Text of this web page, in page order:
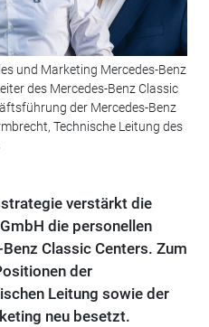
und Marketing Mercedes-Benz
des Mercedes-Benz Classic
der Mercedes-Benz
Technische Leitung des
verstärkt die
die personellen
Classic Centers. Zum
der
Leitung sowie der
neu besetzt.